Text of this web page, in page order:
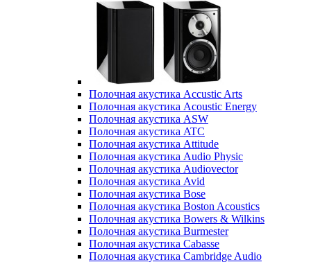
Полочная акустика Accustic Arts
Полочная акустика Acoustic Energy
Полочная акустика ASW
Полочная акустика ATC
Полочная акустика Attitude
Полочная акустика Audio Physic
Полочная акустика Audiovector
Полочная акустика Avid
Полочная акустика Bose
Полочная акустика Boston Acoustics
Полочная акустика Bowers & Wilkins
Полочная акустика Burmester
Полочная акустика Cabasse
Полочная акустика Cambridge Audio